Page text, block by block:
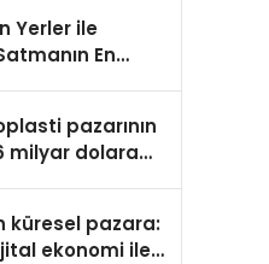
Yerler ile
En
pazarının
milyar dolara
küresel pazara:
ekonomi ile